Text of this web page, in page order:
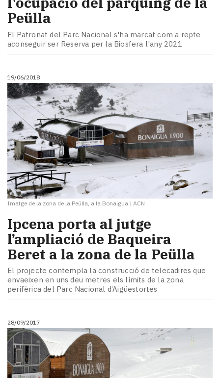
Peülla
El Patronat del Parc Nacional s'ha marcat com a repte
aconseguir ser Reserva per la Biosfera l'any 2021
19/06/2018
Imatge de la zona de la Peülla, a la Bonaigua | ACN
Ipcena porta al jutge
l’ampliació de Baqueira
Beret a la zona de la Peülla
El projecte contempla la construcció de telecadires que
envaeixen en uns deu metres els límits de la zona
perifèrica del Parc Nacional d’Aigüestortes
28/09/2017